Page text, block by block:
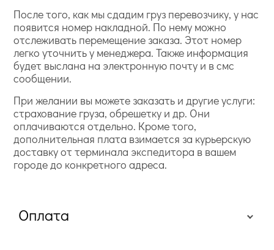
После того, как мы сдадим груз перевозчику, у нас
появится номер накладной. По нему можно
отслеживать перемещение заказа. Этот номер
легко уточнить у менеджера. Также информация
будет выслана на электронную почту и в смс
сообщении.
При желании вы можете заказать и другие услуги:
страхование груза, обрешетку и др. Они
оплачиваются отдельно. Кроме того,
дополнительная плата взимается за курьерскую
доставку от терминала экспедитора в вашем
городе до конкретного адреса.
Оплата